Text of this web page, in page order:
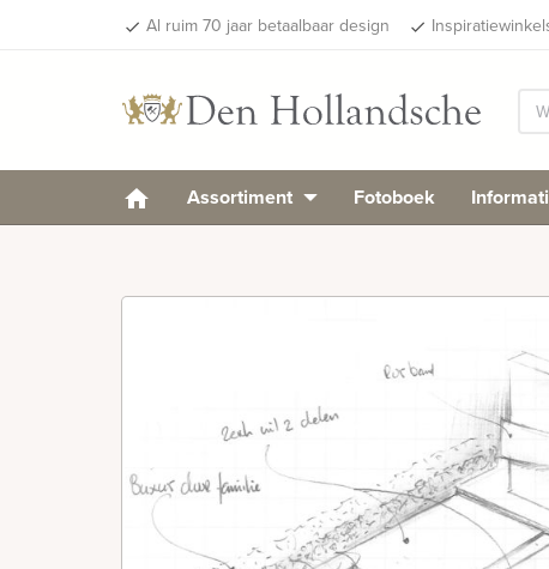
done Al ruim 70 jaar betaalbaar design done
Assortiment Fotoboek